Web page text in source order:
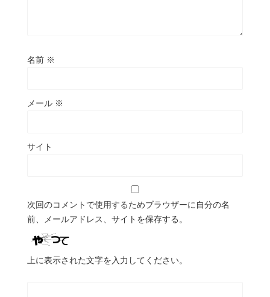
名前 ※
メール ※
サイト
次回のコメントで使用するためブラウザーに自分の名
前、メールアドレス、サイトを保存する。
上に表示された文字を入力してください。